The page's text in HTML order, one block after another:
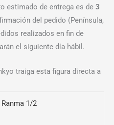
estimado de entrega es de 3
del pedido (Península,
realizados en fin de
el siguiente día hábil.
traiga esta figura directa a
Ranma 1/2